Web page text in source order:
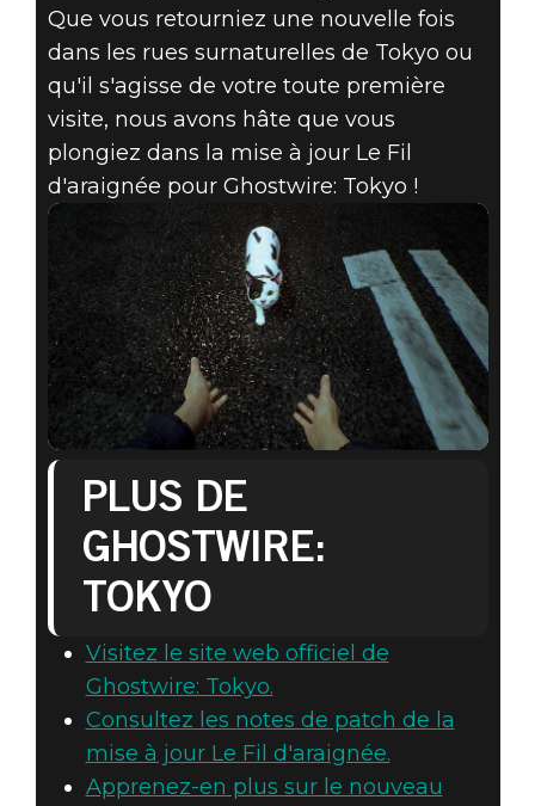
Que vous retourniez une nouvelle fois
dans les rues surnaturelles de Tokyo ou
qu'il s'agisse de votre toute première
visite, nous avons hâte que vous
plongiez dans la mise à jour Le Fil
d'araignée pour Ghostwire: Tokyo !
PLUS DE
GHOSTWIRE:
TOKYO
Visitez le site web officiel de
Ghostwire: Tokyo.
Consultez les notes de patch de la
mise à jour Le Fil d'araignée.
Apprenez-en plus sur le nouveau